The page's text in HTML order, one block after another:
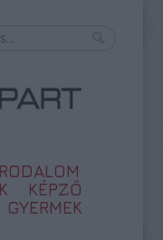
KÉPZŐ
GYERMEK